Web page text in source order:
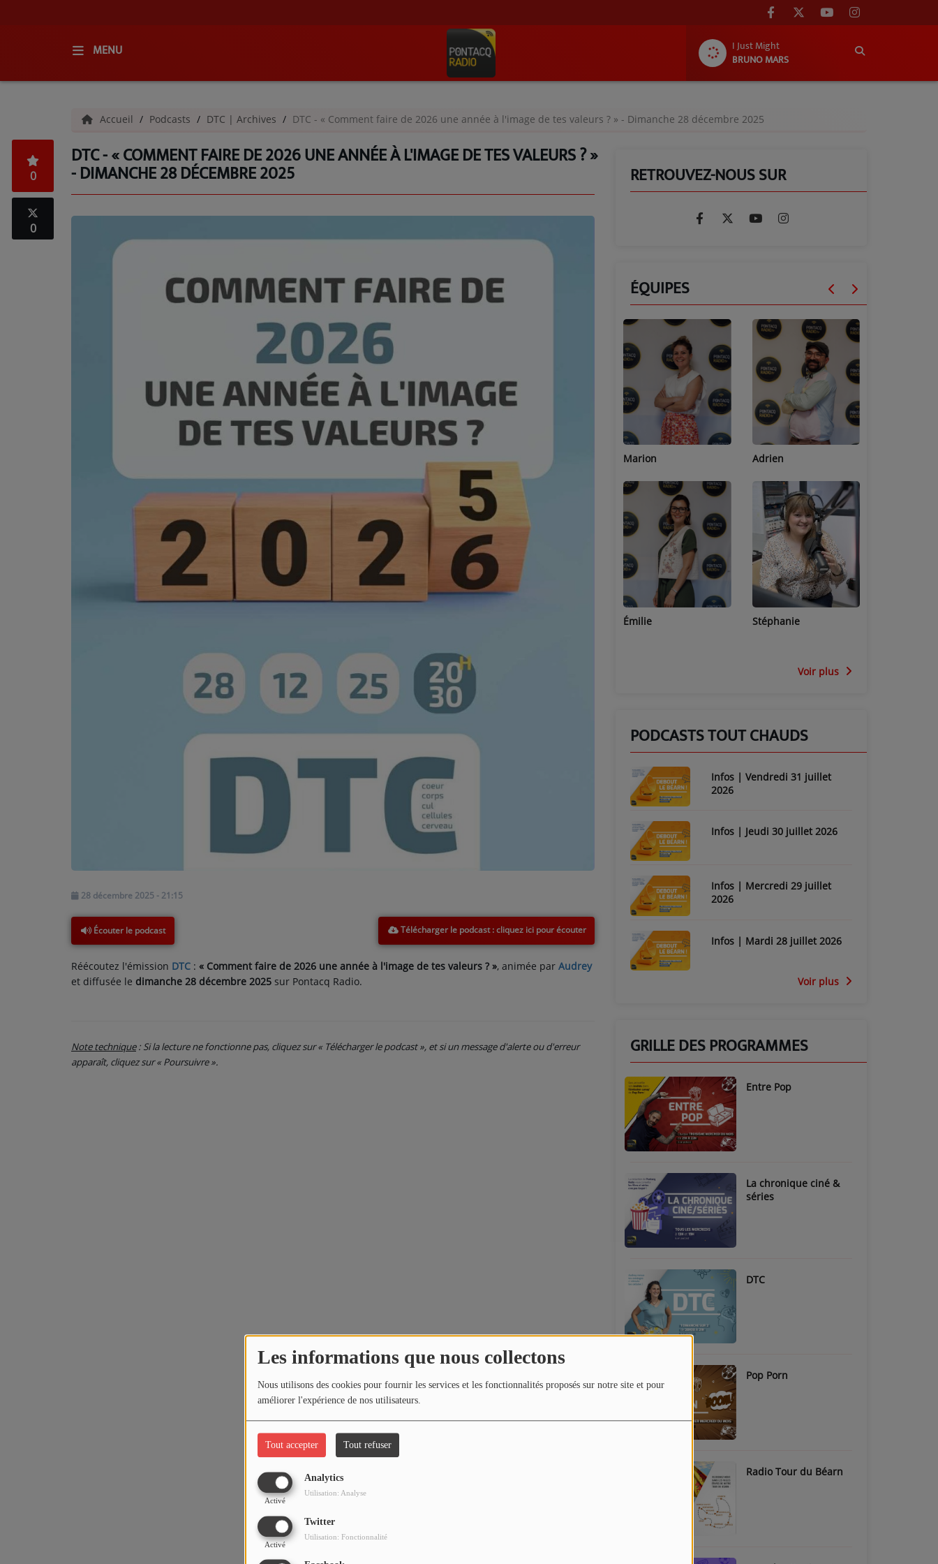
Les informations que nous collectons
Nous utilisons des cookies pour fournir les services et les fonctionnalités proposés sur notre site et pour
améliorer l'expérience de nos utilisateurs.
Tout accepter Tout refuser
Analytics
Activé
Utilisation: Analyse
Twitter
Activé
Utilisation: Fonctionnalité
MENU
I Just Might
BRUNO MARS
QUI SOMMES-NOUS ?
GRILLE DES PROGRAMMES
C'ÉTAIT QUOI CE TITRE ?
ANNONCEURS & ESPACE PRO
VOTRE PUBLICITÉ SUR PONTACQ RADIO
PARTENAIRES
Accueil Podcasts DTC | Archives DTC - « Comment faire de 2026 une année à l'image de tes valeurs ? » - Dimanche 28 décembre 2025
DTC - « COMMENT FAIRE DE 2026 UNE ANNÉE À L'IMAGE DE TES VALEURS ? »
- DIMANCHE 28 DÉCEMBRE 2025
0
0
28 décembre 2025 - 21:15
Écouter le podcast Télécharger le podcast
Réécoutez l'émission DTC : « Comment faire de 2026 une année à l'image de tes valeurs ? », animée par Audrey
et diffusée le dimanche 28 décembre 2025 sur Pontacq Radio.
Note technique: Si la lecture ne fonctionne pas, cliquez sur « Télécharger le podcast », et si un message d'alerte ou d'erreur
apparaît, cliquez sur « Poursuivre ».
RETROUVEZ-NOUS SUR
ÉQUIPES
Marion Adrien
Stéphanie
Lucas
Jean-Michel
Voir plus
PODCASTS TOUT CHAUDS
Infos | Vendredi 31 juillet
2026
Infos | Jeudi 30 juillet 2026
Infos | Mercredi 29 juillet
2026
Infos | Mardi 28 juillet 2026
Voir plus
GRILLE DES PROGRAMMES
Entre Pop
La chronique ciné &
séries
DTC
Pop Porn
Radio Tour du Béarn